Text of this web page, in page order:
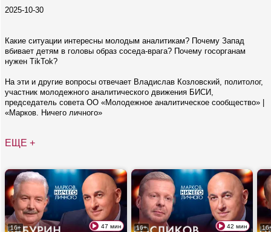
2025-10-30
Какие ситуации интересны молодым аналитикам? Почему Запад
вбивает детям в головы образ соседа-врага? Почему госорганам
нужен TikTok?
На эти и другие вопросы отвечает Владислав Козловский, политолог,
участник молодежного аналитического движения БИСИ,
председатель совета ОО «Молодежное аналитическое сообщество» |
«Марков. Ничего личного»
ЕЩЕ +
16+ 47 мин 16+ 42 мин